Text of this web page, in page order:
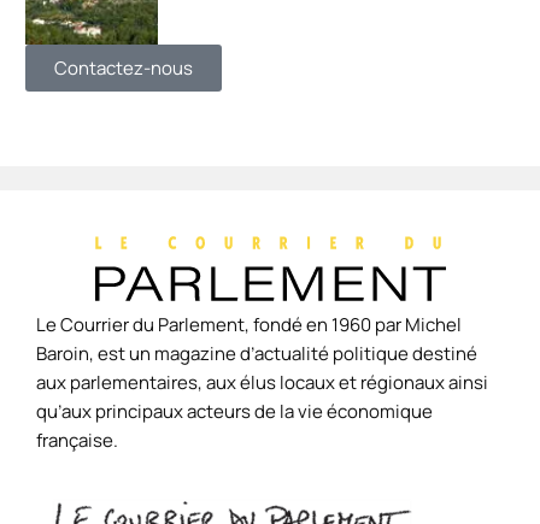
Contactez-nous
Le Courrier du Parlement, fondé en 1960 par Michel
Baroin, est un magazine d’actualité politique destiné
aux parlementaires, aux élus locaux et régionaux ainsi
qu’aux principaux acteurs de la vie économique
française.